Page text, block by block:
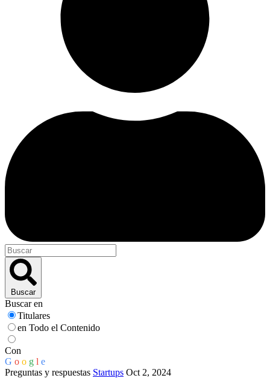
Buscar
Buscar en
Titulares
en Todo el Contenido
Con
G o o g l e
Preguntas y respuestas Startups Oct 2, 2024